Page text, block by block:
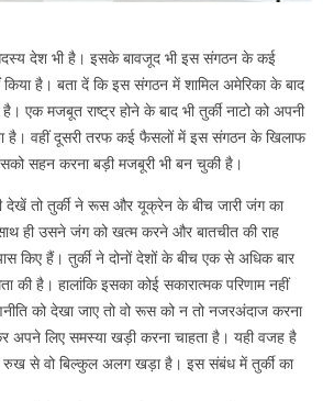
सदस्‍य देश भी है। इसके बावजूद भी इस संगठन के कई
किया है। बता दें कि इस संगठन में शामिल अमेरिका के बाद
एक मजबूत राष्‍ट्र होने के बाद भी तुर्की नाटो को अपनी
है। वहीं दूसरी तरफ कई फैसलों में इस संगठन के खिलाफ
सहन करना बड़ी मजबूरी भी बन चुकी है।
देखें तो तुर्की ने रूस और यूक्रेन के बीच जारी जंग का
ही उसने जंग को खत्‍म करने और बातचीत की राह
किए हैं। तुर्की ने दोनों देशों के बीच एक से अधिक बार
की है। हालांकि इसका कोई सकारात्‍मक परिणाम नहीं
को देखा जाए तो वो रूस को न तो नजरअंदाज करना
अपने लिए समस्‍या खड़ी करना चाहता है। यही वजह है
से वो बिल्‍कुल अलग खड़ा है। इस संबंध में तुर्की का